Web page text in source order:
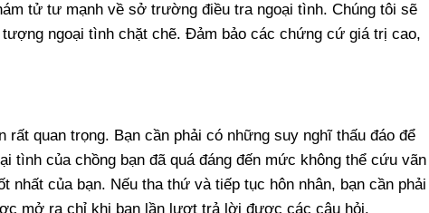
tử tư mạnh về sở trường điều tra ngoại tình. Chúng tôi sẽ
ngoại tình chặt chẽ. Đảm bảo các chứng cứ giá trị cao,
rất quan trọng. Bạn cần phải có những suy nghĩ thấu đáo để
tình của chồng bạn đã quá đáng đến mức không thể cứu vãn
nhất của bạn. Nếu tha thứ và tiếp tục hôn nhân, bạn cần phải
mở ra chỉ khi bạn lần lượt trả lời được các câu hỏi.